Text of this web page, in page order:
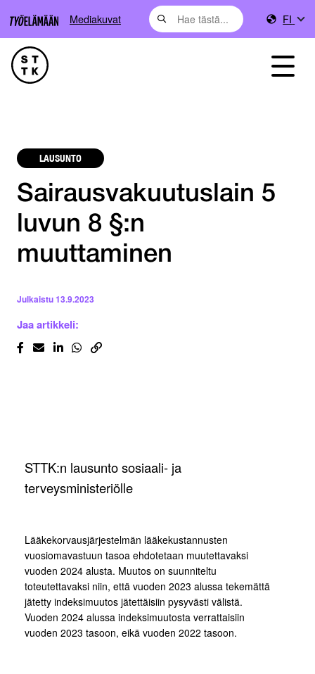
Mediakuvat FI
LAUSUNTO
Sairausvakuutuslain 5
luvun 8 §:n
muuttaminen
Julkaistu13.9.2023
Jaa artikkeli:
STTK:n lausunto sosiaali- ja
terveysministeriölle
Lääkekorvausjärjestelmän lääkekustannusten
vuosiomavastuun tasoa ehdotetaan muutettavaksi
vuoden 2024 alusta. Muutos on suunniteltu
toteutettavaksi niin, että vuoden 2023 alussa tekemättä
jätetty indeksimuutos jätettäisiin pysyvästi välistä.
Vuoden 2024 alussa indeksimuutosta verrattaisiin
vuoden 2023 tasoon, eikä vuoden 2022 tasoon.